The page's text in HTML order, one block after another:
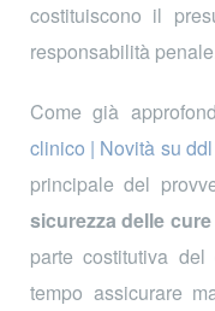
costituiscono il
responsabilità
Come già
clinico | Novità su
principale del
sicurezza delle cure
parte costitutiva
tempo assicurare